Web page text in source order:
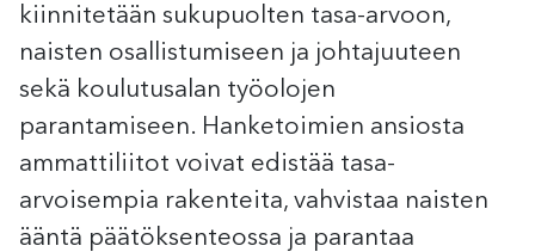
kiinnitetään sukupuolten tasa-arvoon,
naisten osallistumiseen ja johtajuuteen
sekä koulutusalan työolojen
parantamiseen. Hanketoimien ansiosta
ammattiliitot voivat edistää tasa-
arvoisempia rakenteita, vahvistaa naisten
ääntä päätöksenteossa ja parantaa